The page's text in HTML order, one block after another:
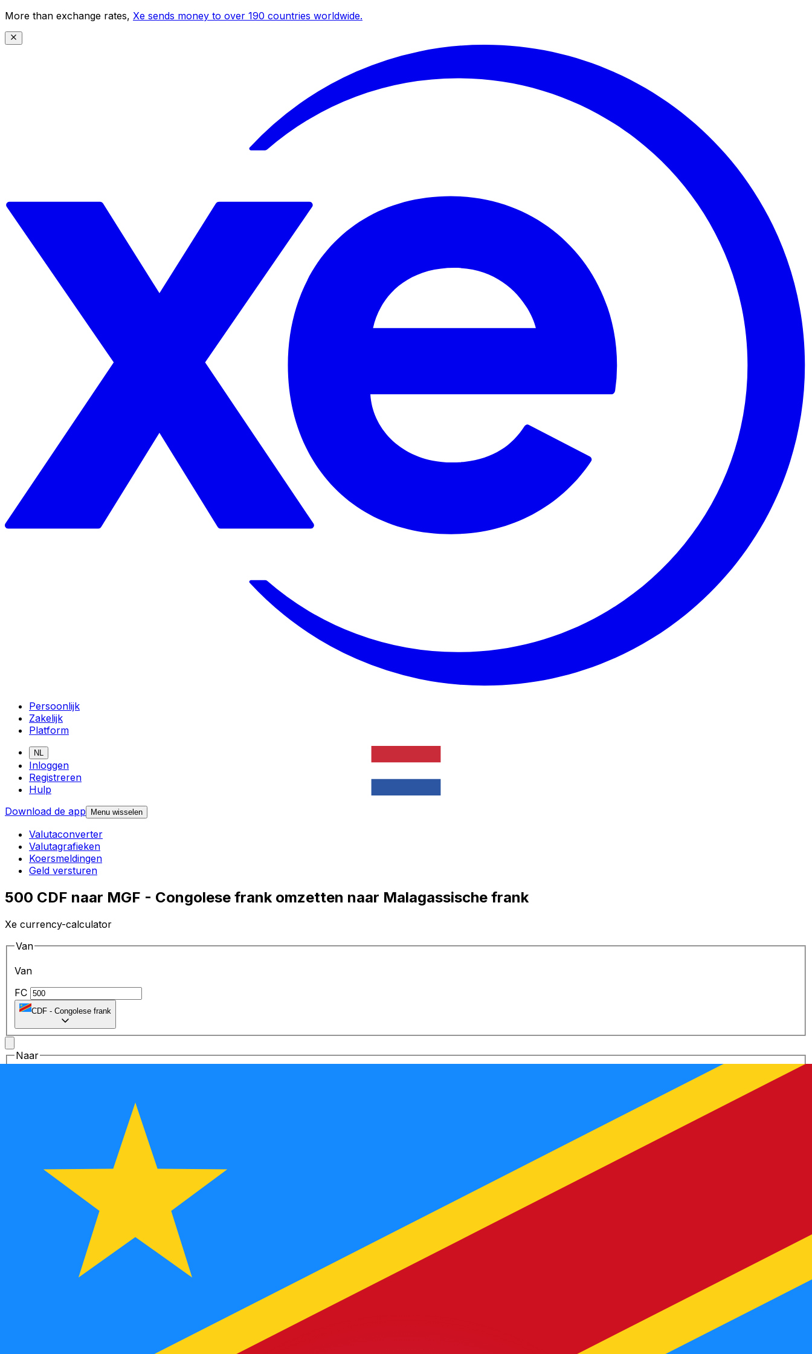
More than exchange rates, Xe sends money to over 190 countries worldwide.
Persoonlijk
Zakelijk
Platform
NL
Inloggen
Registreren
Hulp
Download de app
Menu wisselen
Valutaconverter
Valutagrafieken
Koersmeldingen
Geld versturen
500 CDF naar MGF - Congolese frank omzetten naar Malagassische frank
Xe currency-calculator
Van
Van
FC
CDF - Congolese frank
Naar
= 9,
Mid-market koers op 05:52 UTC
Praat vandaag met een valuta-expert. Wij kunnen concurrerende koersen overtreffen.
Gesprek plannen
Wij gebruiken de midmarket koers voor onze Converter. Dit is alleen ter informatie. U ontvangt deze koers niet bij het verzenden van geld.
Inloggen om verzendkoersen te
Wist je dat je met Xe geld naar het buitenland kunt sturen?